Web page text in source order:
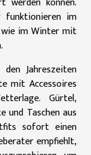
funktionieren im
im Winter mit
Jahreszeiten
mit Accessoires
Gürtel,
und Taschen aus
sofort einen
empfiehlt,